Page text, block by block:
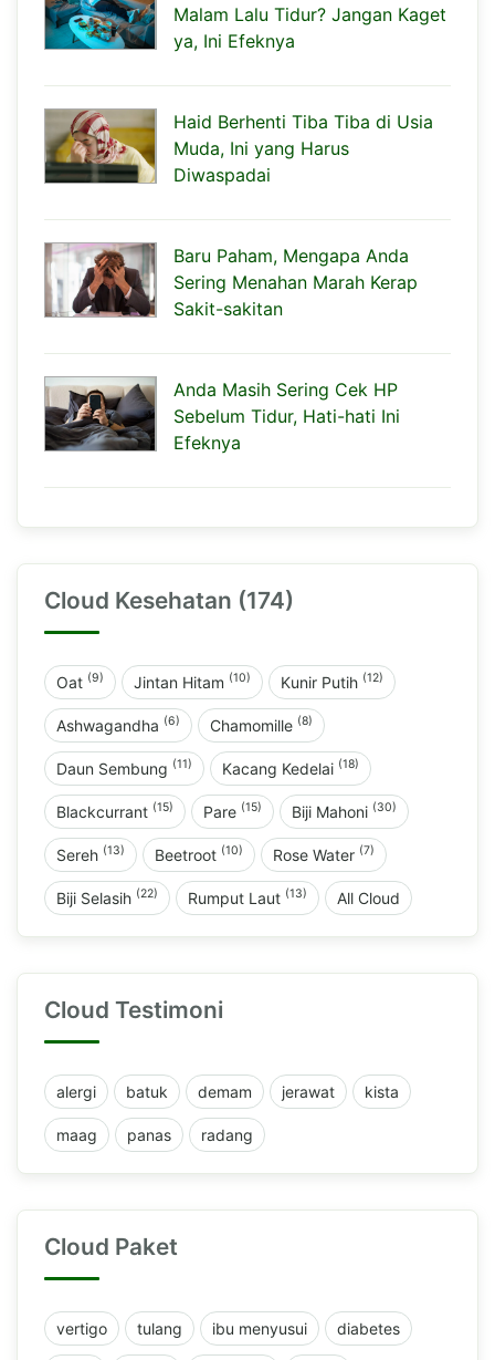
Malam Lalu Tidur? Jangan Kaget
ya, Ini Efeknya
Haid Berhenti Tiba Tiba di Usia
Muda, Ini yang Harus
Diwaspadai
Baru Paham, Mengapa Anda
Sering Menahan Marah Kerap
Sakit-sakitan
Anda Masih Sering Cek HP
Sebelum Tidur, Hati-hati Ini
Efeknya
Cloud Kesehatan (174)
Oat (9) Jintan Hitam (10) Kunir Putih (12)
Ashwagandha (6) Chamomille (8)
Daun Sembung (11) Kacang Kedelai (18)
Blackcurrant (15) Pare (15) Biji Mahoni (30)
Sereh (13) Beetroot (10) Rose Water (7)
Biji Selasih (22) Rumput Laut (13) All Cloud
Cloud Testimoni
alergi batuk demam jerawat kista
maag panas radang
Cloud Paket
vertigo tulang ibu menyusui diabetes